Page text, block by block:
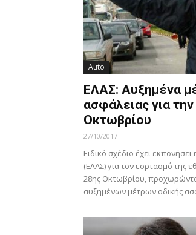
Auto
ΕΛΑΣ: Αυξημένα
ασφάλειας για
Οκτωβρίου
27/10/2017
Ειδικό σχέδιο έχει
(ΕΛΑΣ) για τον εορτασμό της
28ης Οκτωβρίου,
αυξημένων μέτρων οδικής